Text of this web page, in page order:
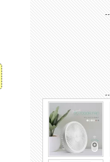
--
--